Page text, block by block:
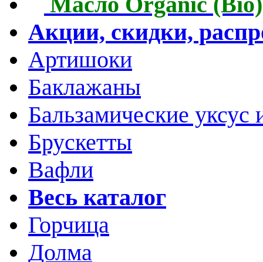
Акции, скидки,
Артишоки
Баклажаны
Бальзамические уксус
Брускетты
Вафли
Весь каталог
Горчица
Долма